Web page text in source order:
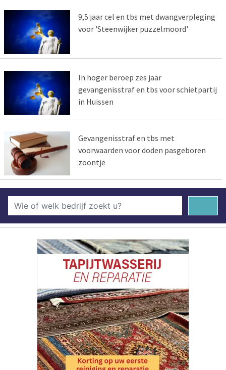
9,5 jaar cel en tbs met dwangverpleging
voor 'Steenwijker puzzelmoord'
In hoger beroep zes jaar
gevangenisstraf en tbs voor schietpartij
in Huissen
Gevangenisstraf en tbs met
voorwaarden voor doden pasgeboren
zoontje